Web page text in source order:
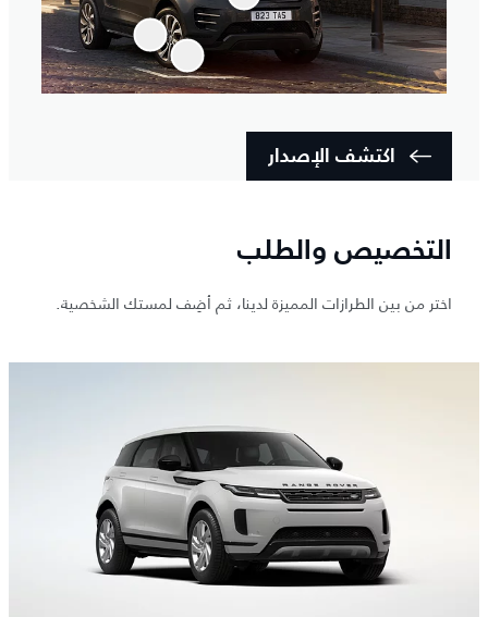
اكتشف الإصدار
التخصيص والطلب
اختر من بين الطرازات المميزة لدينا، ثم أضِف لمستك الشخصية.